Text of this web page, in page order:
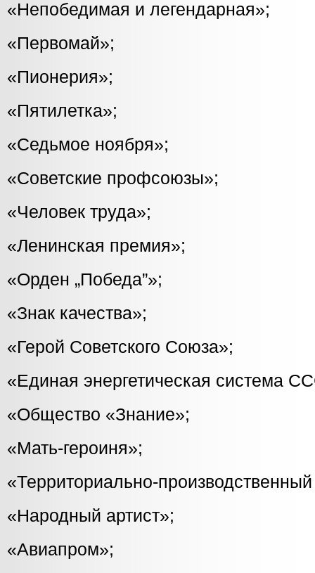
«Непобедимая и легендарная»;
«Первомай»;
«Пионерия»;
«Пятилетка»;
«Седьмое ноября»;
«Советские профсоюзы»;
«Человек труда»;
«Ленинская премия»;
«Орден „Победа”»;
«Знак качества»;
«Герой Советского Союза»;
«Единая энергетическая система
«Общество «Знание»;
«Мать-героиня»;
«Территориально-
«Народный артист»;
«Авиапром»;